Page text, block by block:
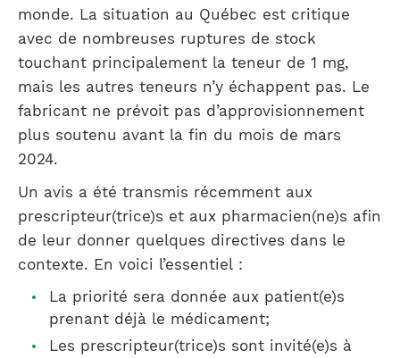
monde. La situation au Québec est critique
avec de nombreuses ruptures de stock
touchant principalement la teneur de 1 mg,
mais les autres teneurs n’y échappent pas. Le
fabricant ne prévoit pas d’approvisionnement
plus soutenu avant la fin du mois de mars
2024.
Un avis a été transmis récemment aux
prescripteur(trice)s et aux pharmacien(ne)s afin
de leur donner quelques directives dans le
contexte. En voici l’essentiel :
La priorité sera donnée aux patient(e)s
prenant déjà le médicament;
Les prescripteur(trice)s sont invité(e)s à